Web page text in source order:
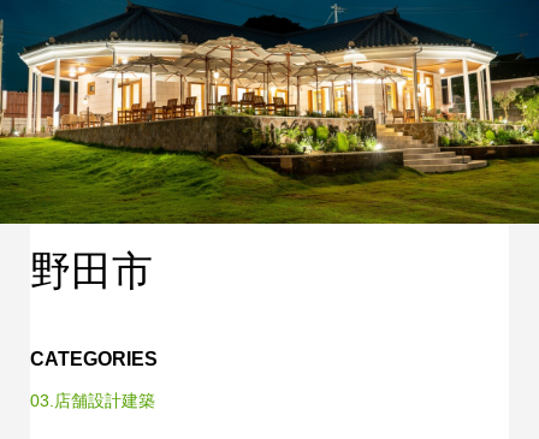
野田市
CATEGORIES
03.店舗設計建築